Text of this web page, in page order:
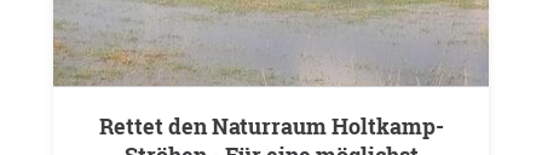
Rettet den Naturraum Holtkamp-